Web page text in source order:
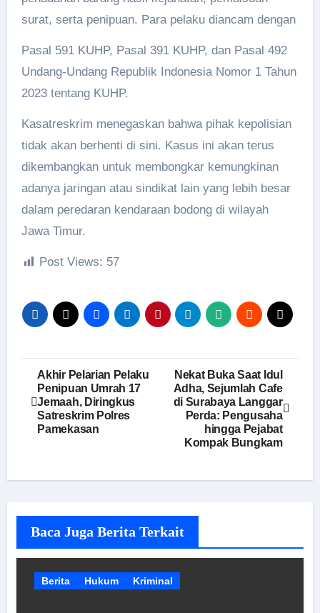
surat, serta penipuan. Para pelaku diancam dengan
Pasal 591 KUHP, Pasal 391 KUHP, dan Pasal 492
Undang-Undang Republik Indonesia Nomor 1 Tahun
2023 tentang KUHP.
Kasatreskrim menegaskan bahwa pihak kepolisian
tidak akan berhenti di sini. Kasus ini akan terus
dikembangkan untuk membongkar kemungkinan
adanya jaringan atau sindikat lain yang lebih besar
dalam peredaran kendaraan bodong di wilayah
Jawa Timur.
Post Views: 57
Navigasi
pos
Akhir Pelarian Pelaku
Penipuan Umrah 17
Jemaah, Diringkus
Satreskrim Polres
Pamekasan
Nekat Buka Saat Idul
Adha, Sejumlah Cafe
di Surabaya Langgar
Perda: Pengusaha
hingga Pejabat
Kompak Bungkam
Baca Juga Berita Terkait
Berita Hukum Kriminal